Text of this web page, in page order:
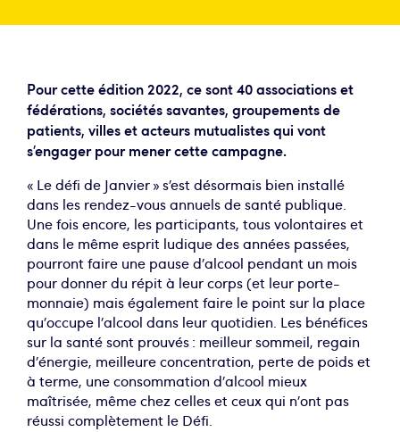
Pour cette édition 2022, ce sont 40 associations et
fédérations, sociétés savantes, groupements de
patients, villes et acteurs mutualistes qui vont
s’engager pour mener cette campagne.
« Le défi de Janvier » s’est désormais bien installé
dans les rendez-vous annuels de santé publique.
Une fois encore, les participants, tous volontaires et
dans le même esprit ludique des années passées,
pourront faire une pause d’alcool pendant un mois
pour donner du répit à leur corps (et leur porte-
monnaie) mais également faire le point sur la place
qu’occupe l’alcool dans leur quotidien. Les bénéfices
sur la santé sont prouvés : meilleur sommeil, regain
d’énergie, meilleure concentration, perte de poids et
à terme, une consommation d’alcool mieux
maîtrisée, même chez celles et ceux qui n’ont pas
réussi complètement le Défi.